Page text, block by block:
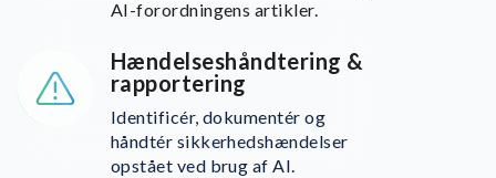
AI-forordningens artikler.
Hændelseshåndtering &
rapportering
Identificér, dokumentér og
håndtér sikkerhedshændelser
opstået ved brug af AI.